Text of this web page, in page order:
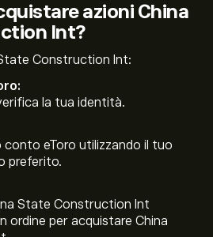
azioni China
Int?
Construction Int:
la tua identità.
eToro utilizzando il tuo
preferito.
State Construction Int
ordine per acquistare China